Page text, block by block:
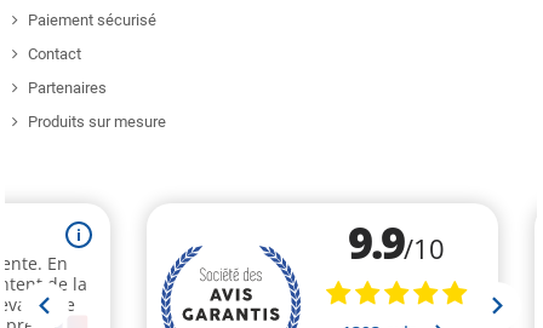
Paiement sécurisé
Contact
Partenaires
Produits sur mesure